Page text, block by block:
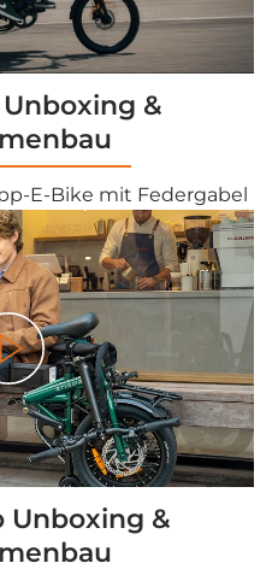
&
E-Bike mit Federgabel
Play
Unboxing &